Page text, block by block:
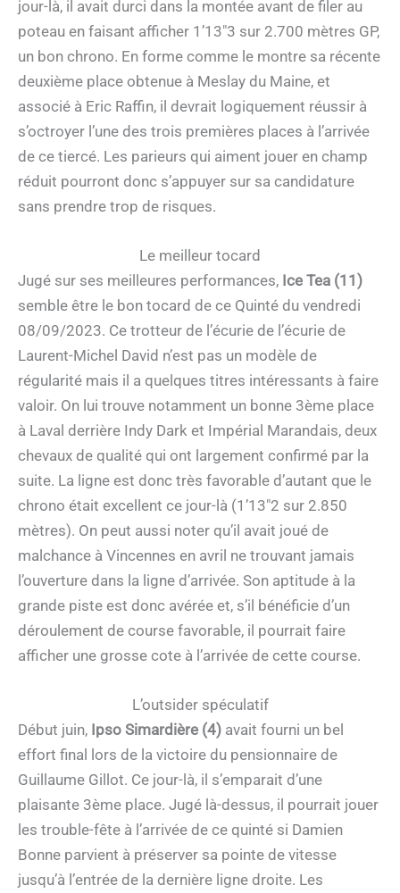
jour-là, il avait durci dans la montée avant de filer au
poteau en faisant afficher 1’13″3 sur 2.700 mètres GP,
un bon chrono. En forme comme le montre sa récente
deuxième place obtenue à Meslay du Maine, et
associé à Eric Raffin, il devrait logiquement réussir à
s’octroyer l’une des trois premières places à l’arrivée
de ce tiercé. Les parieurs qui aiment jouer en champ
réduit pourront donc s’appuyer sur sa candidature
sans prendre trop de risques.
Le meilleur tocard
Jugé sur ses meilleures performances, Ice Tea (11)
semble être le bon tocard de ce Quinté du vendredi
08/09/2023. Ce trotteur de l’écurie de l’écurie de
Laurent-Michel David n’est pas un modèle de
régularité mais il a quelques titres intéressants à faire
valoir. On lui trouve notamment un bonne 3ème place
à Laval derrière Indy Dark et Impérial Marandais, deux
chevaux de qualité qui ont largement confirmé par la
suite. La ligne est donc très favorable d’autant que le
chrono était excellent ce jour-là (1’13″2 sur 2.850
mètres). On peut aussi noter qu’il avait joué de
malchance à Vincennes en avril ne trouvant jamais
l’ouverture dans la ligne d’arrivée. Son aptitude à la
grande piste est donc avérée et, s’il bénéficie d’un
déroulement de course favorable, il pourrait faire
afficher une grosse cote à l’arrivée de cette course.
L’outsider spéculatif
Début juin, Ipso Simardière (4) avait fourni un bel
effort final lors de la victoire du pensionnaire de
Guillaume Gillot. Ce jour-là, il s’emparait d’une
plaisante 3ème place. Jugé là-dessus, il pourrait jouer
les trouble-fête à l’arrivée de ce quinté si Damien
Bonne parvient à préserver sa pointe de vitesse
jusqu’à l’entrée de la dernière ligne droite. Les